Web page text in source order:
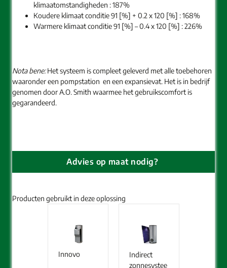
klimaatomstandigheden : 187%
Koudere klimaat conditie 91 [%] + 0.2 x 120 [%] : 168%
Warmere klimaat conditie 91 [%] – 0.4 x 120 [%] : 226%
Nota bene:Het systeem is compleet geleverd met alle toebehoren
waaronder een pompstation en een expansievat. Het is in bedrijf
genomen door A.O. Smith waarmee het gebruikscomfort is
gegarandeerd.
Advies op maat nodig?
Producten gebruikt in deze oplossing
Innovo
Indirect
zonnesystee